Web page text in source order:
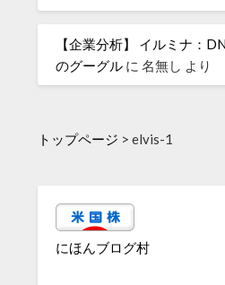
【企業分析】 イルミナ：
のグーグル に名無し より
トップページ >elvis-1
にほんブログ村